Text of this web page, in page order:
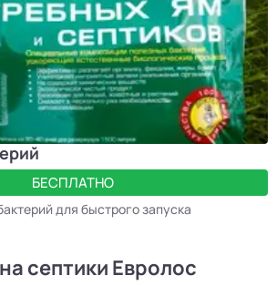
БЕСПЛАТНО
для быстрого запуска
септики Евролос